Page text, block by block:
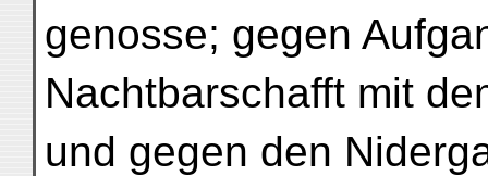
genosse; gegen
Nachtbarschafft mit
und gegen den